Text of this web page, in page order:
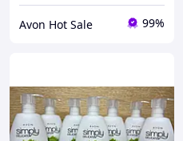
Avon Hot Sale 99%